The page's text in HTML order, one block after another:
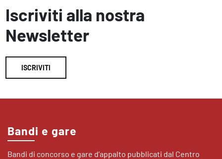
Iscriviti alla nostra
Newsletter
ISCRIVITI
Bandi e gare
Bandi di concorso e gare d’appalto pubblicati dal Centro